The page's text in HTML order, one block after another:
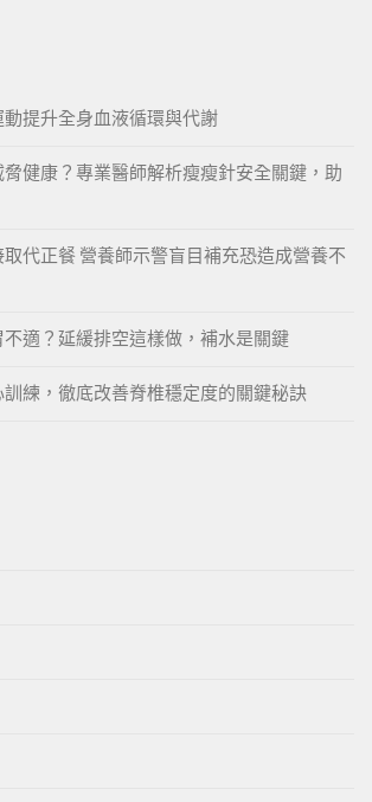
提升全身血液循環與代謝
健康？專業醫師解析瘦瘦針安全關鍵，助
代正餐 營養師示警盲目補充恐造成營養不
適？延緩排空這樣做，補水是關鍵
練，徹底改善脊椎穩定度的關鍵秘訣